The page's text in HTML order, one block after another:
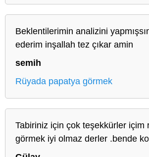
Beklentilerimin analizini
ederim inşallah tez çıkar amin
semih
Rüyada papatya görmek
Tabiriniz için çok teşekkürler içim
görmek iyi olmaz derler .bende